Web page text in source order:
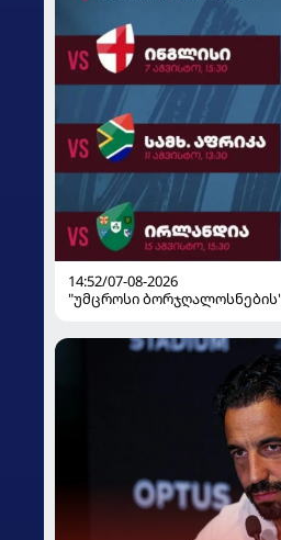
14:52/07-08-2026
"უმცროსი